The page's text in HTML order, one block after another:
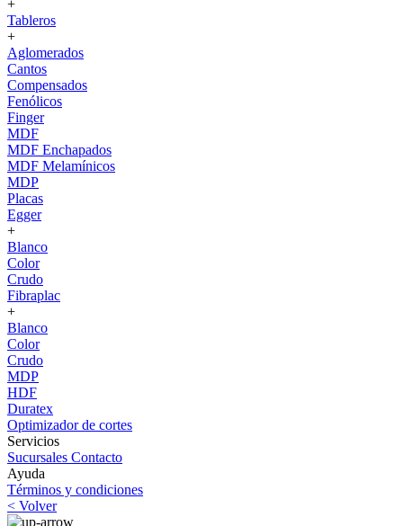
+
Tableros
+
Aglomerados
Cantos
Compensados
Fenólicos
Finger
MDF
MDF Enchapados
MDF Melamínicos
MDP
Placas
Egger
+
Blanco
Color
Crudo
Fibraplac
+
Blanco
Color
Crudo
MDP
HDF
Duratex
Optimizador de cortes
Servicios
Sucursales Contacto
Ayuda
Términos y condiciones
< Volver